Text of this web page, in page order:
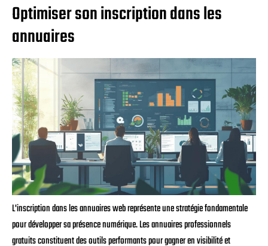
Optimiser son inscription dans les
annuaires
L'inscription dans les annuaires web représente une stratégie fondamentale
pour développer sa présence numérique. Les annuaires professionnels
gratuits constituent des outils performants pour gagner en visibilité et